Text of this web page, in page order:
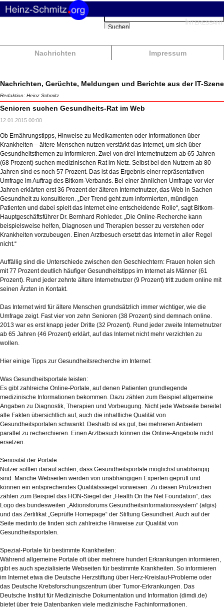
Nachrichten Impressum
Suchbegriffe
Suchen
Nachrichten, Gerüchte, Meldungen und Berichte aus der IT-Szene
Redaktion: Heinz Schmitz
Senioren suchen Gesundheits-Rat im Web
12.01.2015 00:00
Ob Ernährungstipps, Hinweise zu Medikamenten oder Informationen über
Krankheiten – ältere Menschen nutzen verstärkt das Internet, um sich über
Gesundheitsthemen zu informieren. Zwei von drei Internetnutzern ab 65 Jahren
(68 Prozent) suchen medizinischen Rat im Netz. Selbst bei den Nutzern ab 80
Jahren sind es noch 57 Prozent. Das ist das Ergebnis einer repräsentativen
Umfrage im Auftrag des Bitkom-Verbands. Bei einer ähnlichen Umfrage vor vier
Jahren erklärten erst 36 Prozent der älteren Internetnutzer, das Web in Sachen
Gesundheit zu konsultieren. „Der Trend geht zum informierten, mündigen
Patienten und dabei spielt das Internet eine entscheidende Rolle“, sagt Bitkom-
Hauptgeschäftsführer Dr. Bernhard Rohleder. „Die Online-Recherche kann
beispielsweise helfen, Diagnosen und Therapien besser zu verstehen oder
Krankheiten vorzubeugen. Einen Arztbesuch ersetzt das Internet in aller Regel
nicht.“
Auffällig sind die Unterschiede zwischen den Geschlechtern: Frauen holen sich
mit 77 Prozent deutlich häufiger Gesundheitstipps im Internet als Männer (61
Prozent). Rund jeder zehnte ältere Internetnutzer (9 Prozent) tritt zudem online mit
seinen Ärzten in Kontakt.
Das Internet wird für ältere Menschen grundsätzlich immer wichtiger, wie die
Umfrage zeigt. Fast vier von zehn Senioren (38 Prozent) sind demnach online.
2013 war es erst knapp jeder Dritte (32 Prozent). Rund jeder zweite Internetnutzer
ab 65 Jahren (46 Prozent) erklärt, auf das Internet nicht mehr verzichten zu
wollen.
Hier einige Tipps zur Gesundheitsrecherche im Internet:
Was Gesundheitsportale leisten:
Es gibt zahlreiche Online-Portale, auf denen Patienten grundlegende
medizinische Informationen bekommen. Dazu zählen zum Beispiel allgemeine
Angaben zu Diagnostik, Therapien und Vorbeugung. Nicht jede Webseite bereitet
alle Fakten übersichtlich auf, auch die inhaltliche Qualität von
Gesundheitsportalen schwankt. Deshalb ist es gut, bei mehreren Anbietern
parallel zu recherchieren. Einen Arztbesuch können die Online-Angebote nicht
ersetzen.
Seriosität der Portale:
Nutzer sollten darauf achten, dass Gesundheitsportale möglichst unabhängig
sind. Manche Webseiten werden von unabhängigen Experten geprüft und
können ein entsprechendes Qualitätssiegel vorweisen. Zu diesen Prüfzeichen
zählen zum Beispiel das HON-Siegel der „Health On the Net Foundation“, das
Logo des bundesweiten „Aktionsforums Gesundheitsinformationssystem“ (afgis)
und das Zertifikat „Geprüfte Homepage“ der Stiftung Gesundheit. Auch auf der
Seite medinfo.de finden sich zahlreiche Hinweise zur Qualität von
Gesundheitsportalen.
Spezial-Portale für bestimmte Krankheiten:
Während allgemeine Portale oft über mehrere hundert Erkrankungen informieren,
gibt es auch spezialisierte Webseiten für bestimmte Krankheiten. So informieren
im Internet etwa die Deutsche Herzstiftung über Herz-Kreislauf-Probleme oder
das Deutsche Krebsforschungszentrum über Tumor-Erkrankungen. Das
Deutsche Institut für Medizinische Dokumentation und Information (dimdi.de)
bietet über freie Datenbanken viele medizinische Fachinformationen.